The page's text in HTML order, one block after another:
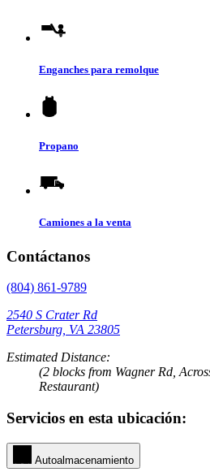
Enganches para remolque
Propano
Camiones a la venta
Contáctanos
(804) 861-9789
2540 S Crater Rd
Petersburg, VA 23805
Estimated Distance:
(2 blocks from Wagner Rd,
Restaurant)
Servicios en esta ubicación:
Autoalmacenamiento